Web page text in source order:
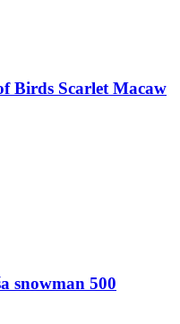
Birds Scarlet Macaw
snowman 500